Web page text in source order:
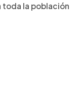
toda la población